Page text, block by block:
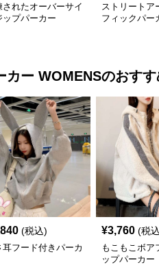
されたオーバーサイ
ップパーカー
ストリートア
フィックパー
カー WOMENSのおす
(税込)
耳フード付きパーカ
¥3,760 (税
もこもこボア
ップパーカー